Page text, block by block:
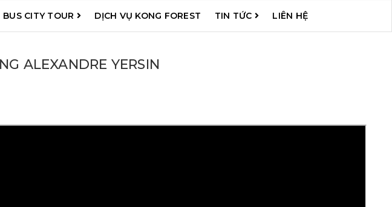
BUS CITY TOUR DỊCH VỤ KONG FOREST TIN TỨC LIÊN HỆ
ALEXANDRE YERSIN